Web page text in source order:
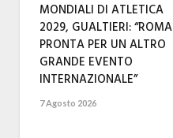
MONDIALI DI ATLETICA
2029, GUALTIERI: “ROMA
PRONTA PER UN ALTRO
GRANDE EVENTO
INTERNAZIONALE”
7 Agosto 2026